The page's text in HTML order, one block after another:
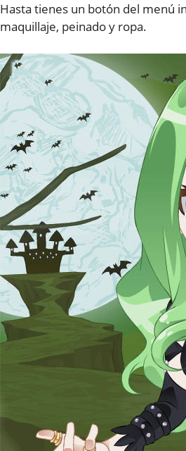
Hasta tienes un botón del menú
maquillaje, peinado y ropa.